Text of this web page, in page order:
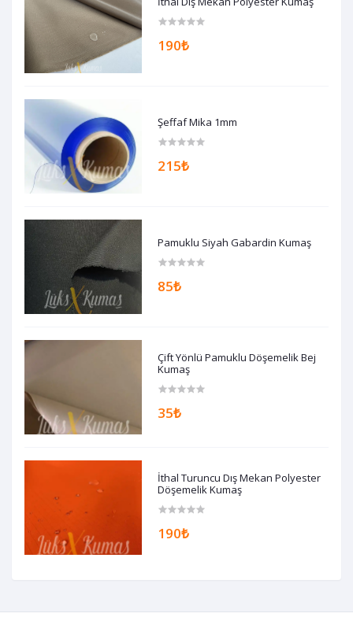
190₺
Şeffaf Mika 1mm
215₺
Pamuklu Siyah Gabardin Kumaş
85₺
Çift Yönlü Pamuklu Döşemelik Bej
Kumaş
35₺
İthal Turuncu Dış Mekan Polyester
Döşemelik Kumaş
190₺